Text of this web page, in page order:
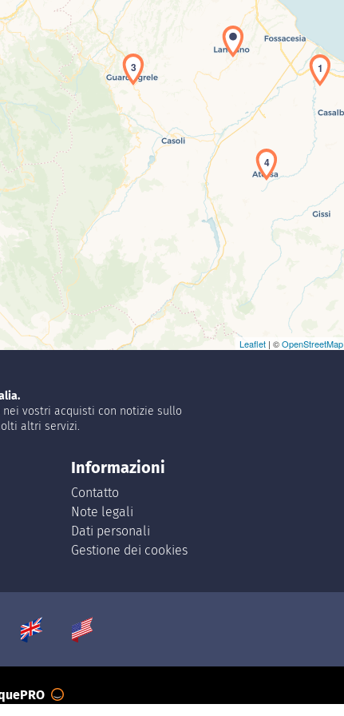
Caricamento della carta in corso...
1
3
4
Leaflet | ©OpenStreetMap
nei vostri acquisti con notizie sullo
altri servizi.
Informazioni
Contatto
Note legali
Dati personali
Gestione dei cookies